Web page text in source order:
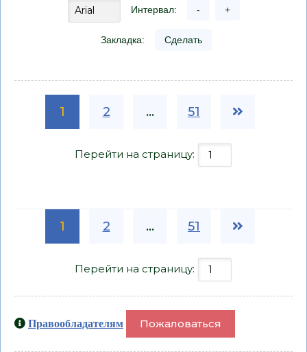
Интервал: - +
Закладка: Сделать
1 2 ... 51
Перейти на страницу:
1 2 ... 51
Перейти на страницу:
Правообладателям Пожаловаться